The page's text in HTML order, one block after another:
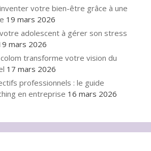
votre bien-être grâce à une
19 mars 2026
adolescent à gérer son stress
mars 2026
transforme votre vision du
17 mars 2026
professionnels : le guide
en entreprise 16 mars 2026